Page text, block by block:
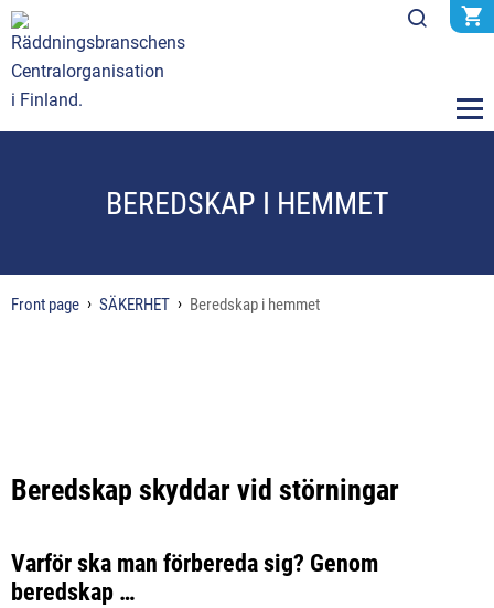
BEREDSKAP I HEMMET
Front page SÄKERHET Beredskap i hemmet
Beredskap skyddar vid störningar
Varför ska man förbereda sig? Genom
beredskap …